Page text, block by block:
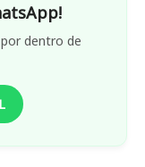
dentro de